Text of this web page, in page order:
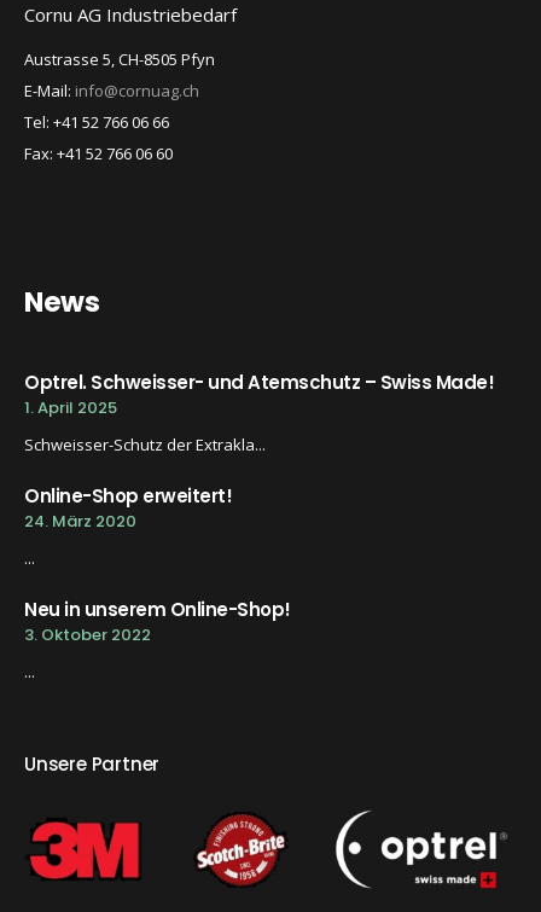
Cornu AG Industriebedarf
Austrasse 5, CH-8505 Pfyn
E-Mail: info@cornuag.ch
Tel: +41 52 766 06 66
Fax: +41 52 766 06 60
News
Optrel. Schweisser- und Atemschutz – Swiss Made!
1. April 2025
Schweisser-Schutz der Extrakla...
Online-Shop erweitert!
24. März 2020
...
Neu in unserem Online-Shop!
3. Oktober 2022
...
Unsere Partner